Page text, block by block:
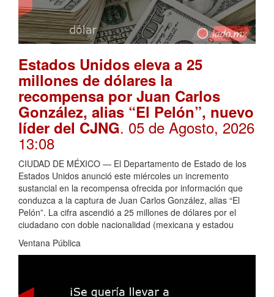
Estados Unidos eleva a 25
millones de dólares la
recompensa por Juan Carlos
González, alias “El Pelón”, nuevo
líder del CJNG. 05 de Agosto, 2026
13:08
CIUDAD DE MÉXICO — El Departamento de Estado de los
Estados Unidos anunció este miércoles un incremento
sustancial en la recompensa ofrecida por información que
conduzca a la captura de Juan Carlos González, alias “El
Pelón”. La cifra ascendió a 25 millones de dólares por el
ciudadano con doble nacionalidad (mexicana y estadou
Ventana Pública